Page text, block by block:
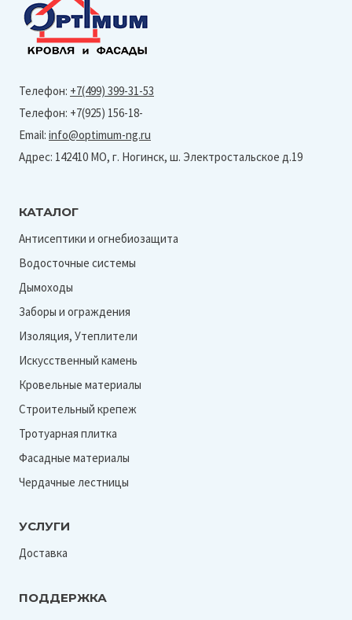
Телефон: +7(499) 399-31-53
Телефон: +7(925) 156-18-
Email: info@optimum-ng.ru
Адрес: 142410 МО, г. Ногинск, ш. Электростальское д.19
КАТАЛОГ
Антисептики и огнебиозащита
Водосточные системы
Дымоходы
Заборы и ограждения
Изоляция, Утеплители
Искусственный камень
Кровельные материалы
Строительный крепеж
Тротуарная плитка
Фасадные материалы
Чердачные лестницы
УСЛУГИ
Доставка
ПОДДЕРЖКА